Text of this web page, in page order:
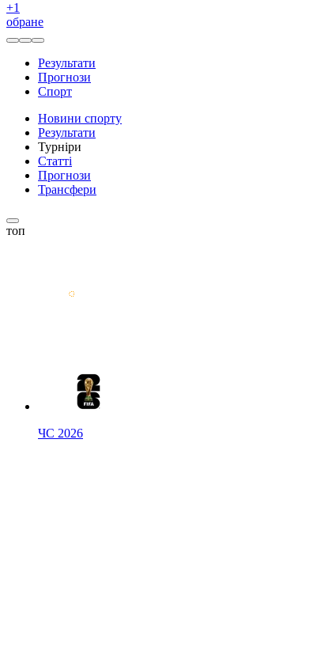
+1
обране
Результати
Прогнози
Спорт
Новини спорту
Результати
Турніри
Статті
Прогнози
Трансфери
топ
ЧС 2026